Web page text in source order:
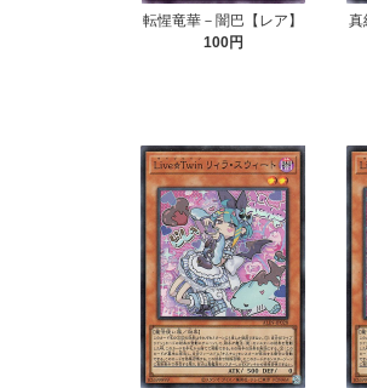
転惺竜華－闇巴【レア】
100円
真